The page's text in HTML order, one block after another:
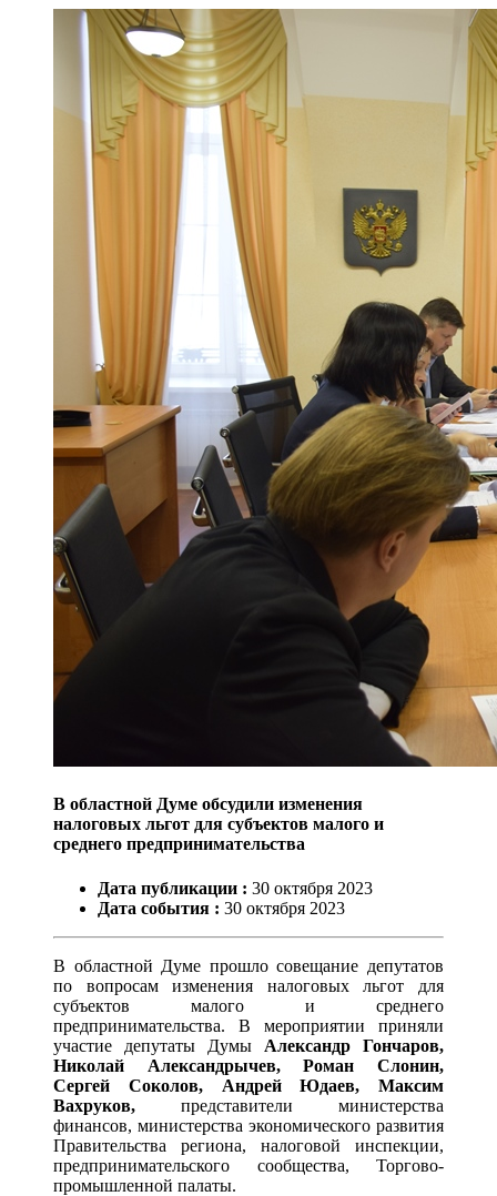
В областной Думе обсудили изменения
налоговых льгот для субъектов малого и
среднего предпринимательства
Дата публикации : 30 октября 2023
Дата события : 30 октября 2023
В областной Думе прошло совещание депутатов
по вопросам изменения налоговых льгот для
субъектов малого и среднего
предпринимательства. В мероприятии приняли
участие депутаты Думы Александр Гончаров,
Николай Александрычев, Роман Слонин,
Сергей Соколов, Андрей Юдаев, Максим
Вахруков, представители министерства
финансов, министерства экономического развития
Правительства региона, налоговой инспекции,
предпринимательского сообщества, Торгово-
промышленной палаты.